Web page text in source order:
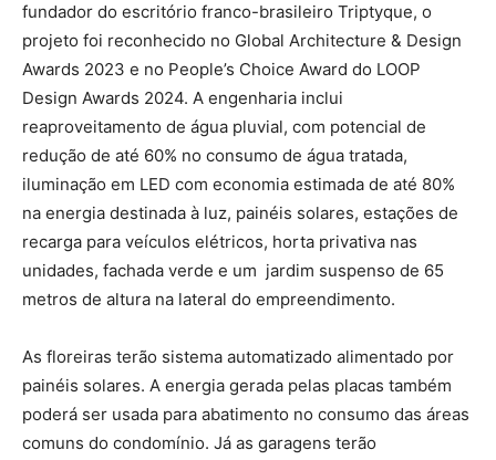
fundador do escritório franco-brasileiro Triptyque, o
projeto foi reconhecido no Global Architecture & Design
Awards 2023 e no People’s Choice Award do LOOP
Design Awards 2024. A engenharia inclui
reaproveitamento de água pluvial, com potencial de
redução de até 60% no consumo de água tratada,
iluminação em LED com economia estimada de até 80%
na energia destinada à luz, painéis solares, estações de
recarga para veículos elétricos, horta privativa nas
unidades, fachada verde e um jardim suspenso de 65
metros de altura na lateral do empreendimento.
As floreiras terão sistema automatizado alimentado por
painéis solares. A energia gerada pelas placas também
poderá ser usada para abatimento no consumo das áreas
comuns do condomínio. Já as garagens terão